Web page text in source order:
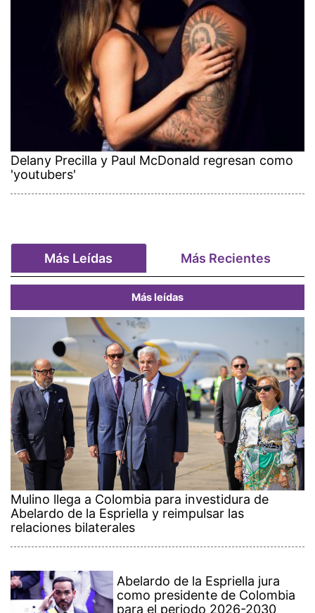
Delany Precilla y Paul McDonald regresan como
'youtubers'
Más Leídas Más Recientes
Más leídas
Mulino llega a Colombia para investidura de
Abelardo de la Espriella y reimpulsar las
relaciones bilaterales
Abelardo de la Espriella jura
como presidente de Colombia
para el periodo 2026-2030